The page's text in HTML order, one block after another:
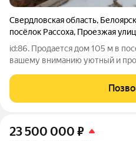
Свердловская область,
посёлок Рассоха, Проезжая
id:86. Продается дом 105 м в
вашему вниманию уютный и
поселке Бобровский. Здесь вы
комфортной жизни вдали от
23 500 000 ₽